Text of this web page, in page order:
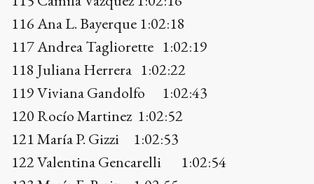
121 María P. Gizzi 1:02:53
122 Valentina Gencarelli 1:02:54
123 María F. Ruiz 1:02:55
124 María M. Lasarte 1:02:59
125 Paula Hellmuth 1:03:10
126 Malena Ferreyra 1:03:11
127 Sol Belaunzaran 1:03:11
128 Lucrecia García 1:03:12